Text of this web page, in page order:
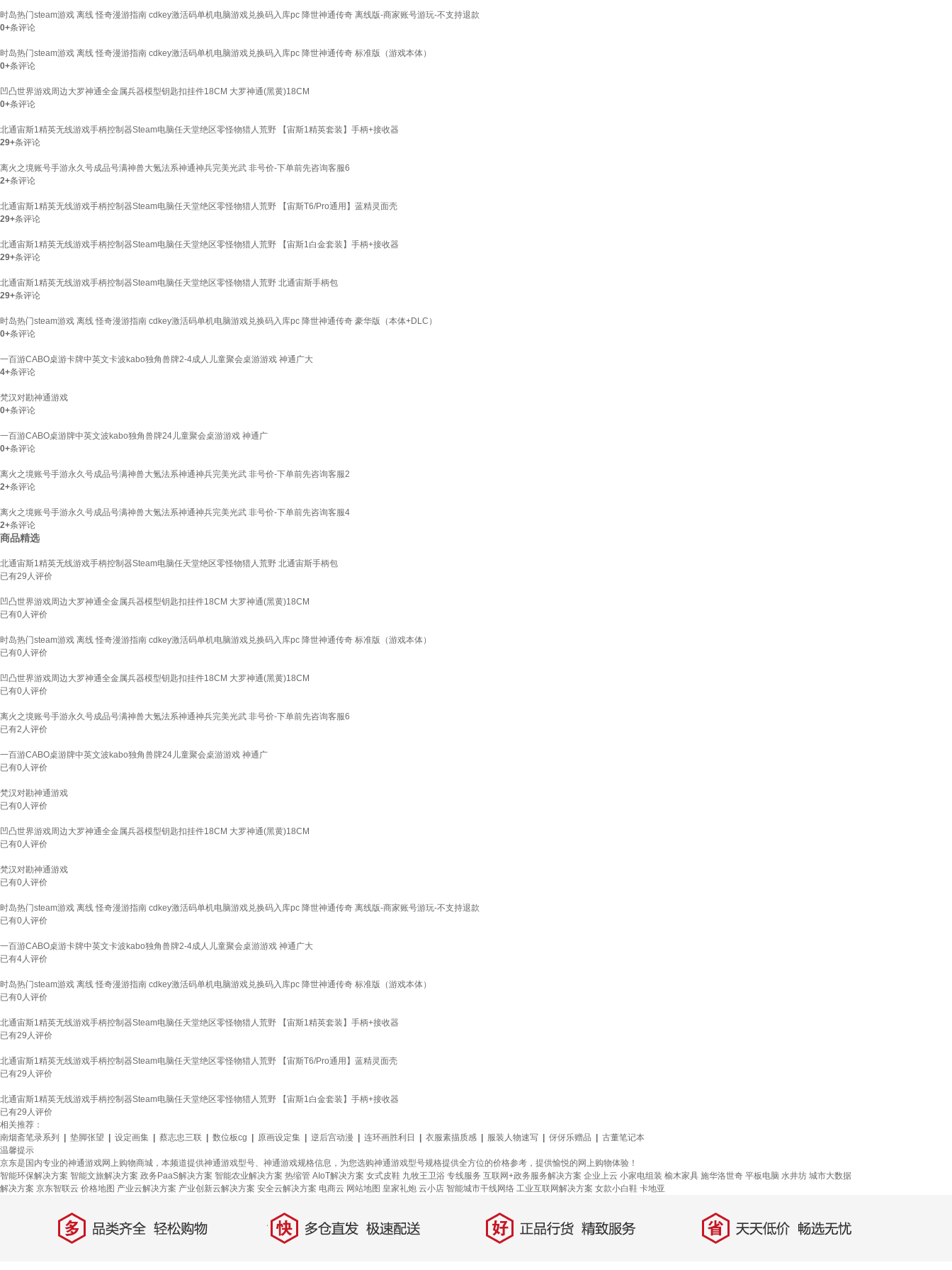
时岛热门steam游戏 离线 怪奇漫游指南 cdkey激活码单机电脑游戏兑换码入库pc 降世神通传奇 离线版-商家账号游玩-不支持退款
0+条评论
时岛热门steam游戏 离线 怪奇漫游指南 cdkey激活码单机电脑游戏兑换码入库pc 降世神通传奇 标准版（游戏本体）
0+条评论
凹凸世界游戏周边大罗神通全金属兵器模型钥匙扣挂件18CM 大罗神通(黑黄)18CM
0+条评论
北通宙斯1精英无线游戏手柄控制器Steam电脑任天堂绝区零怪物猎人荒野 【宙斯1精英套装】手柄+接收器
29+条评论
离火之境账号手游永久号成品号满神兽大氪法系神通神兵完美光武 非号价-下单前先咨询客服6
2+条评论
北通宙斯1精英无线游戏手柄控制器Steam电脑任天堂绝区零怪物猎人荒野 【宙斯T6/Pro通用】蓝精灵面壳
29+条评论
北通宙斯1精英无线游戏手柄控制器Steam电脑任天堂绝区零怪物猎人荒野 【宙斯1白金套装】手柄+接收器
29+条评论
北通宙斯1精英无线游戏手柄控制器Steam电脑任天堂绝区零怪物猎人荒野 北通宙斯手柄包
29+条评论
时岛热门steam游戏 离线 怪奇漫游指南 cdkey激活码单机电脑游戏兑换码入库pc 降世神通传奇 豪华版（本体+DLC）
0+条评论
一百游CABO桌游卡牌中英文卡波kabo独角兽牌2-4成人儿童聚会桌游游戏 神通广大
4+条评论
梵汉对勘神通游戏
0+条评论
一百游CABO桌游牌中英文波kabo独角兽牌24儿童聚会桌游游戏 神通广
0+条评论
离火之境账号手游永久号成品号满神兽大氪法系神通神兵完美光武 非号价-下单前先咨询客服2
2+条评论
离火之境账号手游永久号成品号满神兽大氪法系神通神兵完美光武 非号价-下单前先咨询客服4
2+条评论
商品精选
北通宙斯1精英无线游戏手柄控制器Steam电脑任天堂绝区零怪物猎人荒野 北通宙斯手柄包
已有29 人评价
凹凸世界游戏周边大罗神通全金属兵器模型钥匙扣挂件18CM 大罗神通(黑黄)18CM
已有0人评价
时岛热门steam游戏 离线 怪奇漫游指南 cdkey激活码单机电脑游戏兑换码入库pc 降世神通传奇 标准版（游戏本体）
已有0人评价
凹凸世界游戏周边大罗神通全金属兵器模型钥匙扣挂件18CM 大罗神通(黑黄)18CM
已有0人评价
离火之境账号手游永久号成品号满神兽大氪法系神通神兵完美光武 非号价-下单前先咨询客服6
已有2 人评价
一百游CABO桌游牌中英文波kabo独角兽牌24儿童聚会桌游游戏 神通广
已有0人评价
梵汉对勘神通游戏
已有0人评价
凹凸世界游戏周边大罗神通全金属兵器模型钥匙扣挂件18CM 大罗神通(黑黄)18CM
已有0人评价
梵汉对勘神通游戏
已有0人评价
时岛热门steam游戏 离线 怪奇漫游指南 cdkey激活码单机电脑游戏兑换码入库pc 降世神通传奇 离线版-商家账号游玩-不支持退款
已有0人评价
一百游CABO桌游卡牌中英文卡波kabo独角兽牌2-4成人儿童聚会桌游游戏 神通广大
已有4人评价
时岛热门steam游戏 离线 怪奇漫游指南 cdkey激活码单机电脑游戏兑换码入库pc 降世神通传奇 标准版（游戏本体）
已有0人评价
北通宙斯1精英无线游戏手柄控制器Steam电脑任天堂绝区零怪物猎人荒野 【宙斯1精英套装】手柄+接收器
已有29 人评价
北通宙斯1精英无线游戏手柄控制器Steam电脑任天堂绝区零怪物猎人荒野 【宙斯T6/Pro通用】蓝精灵面壳
已有29 人评价
北通宙斯1精英无线游戏手柄控制器Steam电脑任天堂绝区零怪物猎人荒野 【宙斯1白金套装】手柄+接收器
已有29 人评价
相关推荐：
南烟斋笔录系列
垫脚张望 设定画集 蔡志忠三联 数位板cg 原画设定集 逆后宫动漫 连环画胜利日 衣服素描质感 服装人物速写 伢伢乐赠品
古董笔记本
温馨提示
京东是国内专业的神通游戏网上购物商城，本频道提供神通游戏型号、神通游戏规格信息，为您选购神通游戏型号规格提供全方位的价格参考，提供愉悦的网上购物体验！
智能环保解决方案 智能文旅解决方案 政务PaaS解决方案 智能农业解决方案 热缩管 AIoT解决方案 女式皮鞋 九牧王卫浴 专线服务 互联网+政务服务解决方案 企业上云 小家电组装 榆木家具 施华洛世奇 平板电脑 水井坊 城市大数据
解决方案 京东智联云 价格地图 产业云解决方案 产业创新云解决方案 安全云解决方案 电商云 网站地图 皇家礼炮 云小店 智能城市干线网络 工业互联网解决方案 女款小白鞋 卡地亚
多 品类齐全，轻松购物 快 多仓直发，极速配送 好 正品行货，精致服务 省 天天低价，畅选无忧